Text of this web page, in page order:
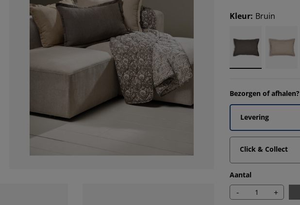
Kleur: Bruin
Bezorgen of afhalen?
Levering
Click & Collect
Aantal
- +
33.33333333333333%